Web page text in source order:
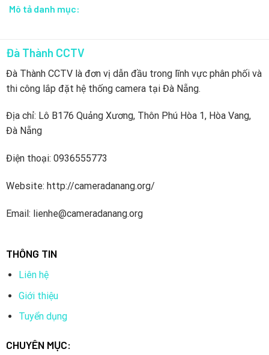
Mô tả danh mục:
Đà Thành CCTV
Đà Thành CCTV là đơn vị dẫn đầu trong lĩnh vực phân phối và
thi công lắp đặt hệ thống camera tại Đà Nẵng.
Địa chỉ: Lô B176 Quảng Xương, Thôn Phú Hòa 1, Hòa Vang,
Đà Nẵng
Điện thoại: 0936555773
Website: http://cameradanang.org/
Email: lienhe@cameradanang.org
THÔNG TIN
Liên hệ
Giới thiệu
Tuyển dụng
CHUYÊN MỤC: